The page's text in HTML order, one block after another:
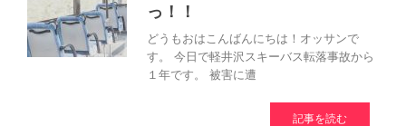
っ！！
どうもおはこんばんにちは！オッサンで
す。 今日で軽井沢スキーバス転落事故から
１年です。 被害に遭
記事を読む